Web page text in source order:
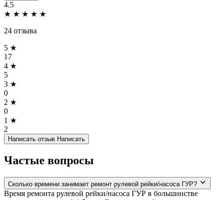
4.5
★ ★ ★ ★ ★
24 отзыва
5 ★
17
4 ★
5
3 ★
0
2 ★
0
1 ★
2
Написать отзыв Написать
Частые вопросы
Сколько времени занимает ремонт рулевой рейки/насоса ГУР?
Время ремонта рулевой рейки/насоса ГУР в большинстве